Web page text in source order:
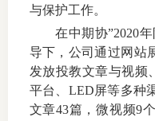
与保护工作。
在中期协”2020年
导下，公司通过网站
发放投教文章与视频
平台、 LED屏等多种
文章43篇，微视频9